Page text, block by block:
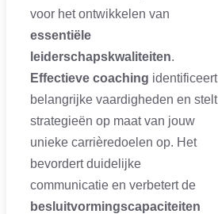
voor het ontwikkelen van
essentiële
leiderschapskwaliteiten.
Effectieve coaching identificeert
belangrijke vaardigheden en stelt
strategieën op maat van jouw
unieke carrièredoelen op. Het
bevordert duidelijke
communicatie en verbetert de
besluitvormingscapaciteiten